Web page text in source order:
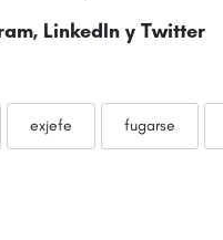
, LinkedIn y Twitter
exjefe fugarse